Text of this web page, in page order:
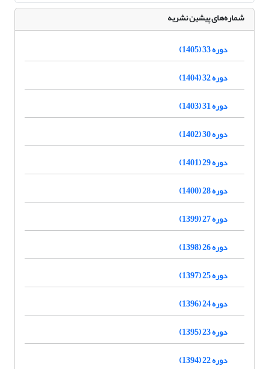
شماره‌های پیشین نشریه
دوره 33 (1405)
دوره 32 (1404)
دوره 31 (1403)
دوره 30 (1402)
دوره 29 (1401)
دوره 28 (1400)
دوره 27 (1399)
دوره 26 (1398)
دوره 25 (1397)
دوره 24 (1396)
دوره 23 (1395)
دوره 22 (1394)